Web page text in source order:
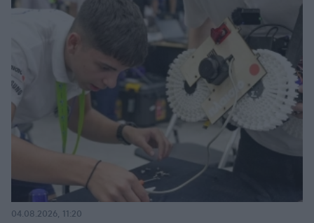
04.08.2026, 11:20